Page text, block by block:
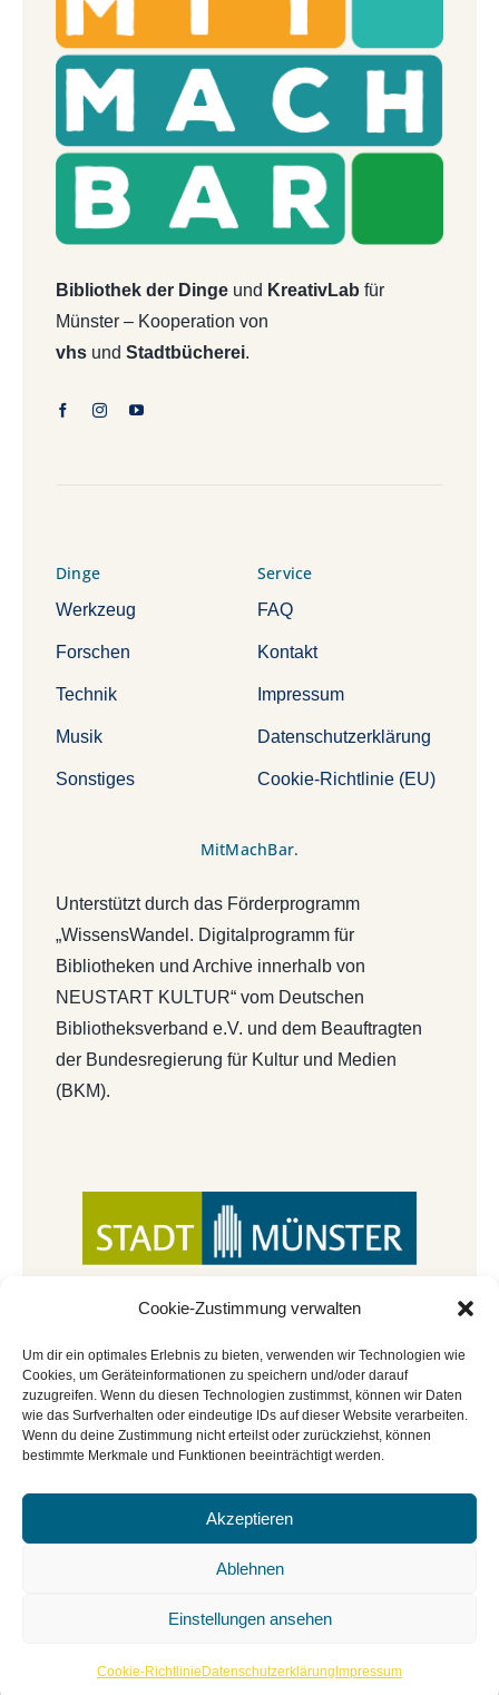
Cookie-Zustimmung verwalten
Um dir ein optimales Erlebnis zu bieten, verwenden wir Technologien wie
Cookies, um Geräteinformationen zu speichern und/oder darauf
zuzugreifen. Wenn du diesen Technologien zustimmst, können wir Daten
wie das Surfverhalten oder eindeutige IDs auf dieser Website verarbeiten.
Wenn du deine Zustimmung nicht erteilst oder zurückziehst, können
bestimmte Merkmale und Funktionen beeinträchtigt werden.
Akzeptieren
Ablehnen
Einstellungen ansehen
Cookie-Richtlinie Datenschutzerklärung Impressum
Bibliothek der Dingeund KreativLab für
Münster – Kooperation von
vhsund Stadtbücherei.
Dinge
Werkzeug
Forschen
Technik
Musik
Sonstiges
Service
FAQ
Kontakt
Impressum
Datenschutzerklärung
Cookie-Richtlinie (EU)
MitMachBar.
Unterstützt durch das Förderprogramm
„WissensWandel. Digitalprogramm für
Bibliotheken und Archive innerhalb von
NEUSTART KULTUR“ vom Deutschen
Bibliotheksverband e.V. und dem Beauftragten
der Bundesregierung für Kultur und Medien
(BKM).
© Copyright 2022 - 2026 | Mitmachbar der
Cookie-Richtlinie